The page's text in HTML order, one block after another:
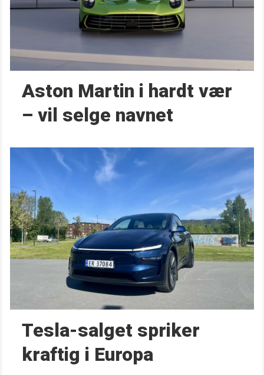
Aston Martin i hardt vær
– vil selge navnet
Tesla-salget spriker
kraftig i Europa